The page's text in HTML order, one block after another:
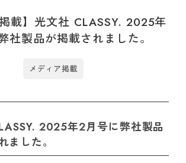
掲載】光文社 CLASSY. 2025年
社製品が掲載されました。
メディア掲載
2025年2月号に弊社製品
ました。